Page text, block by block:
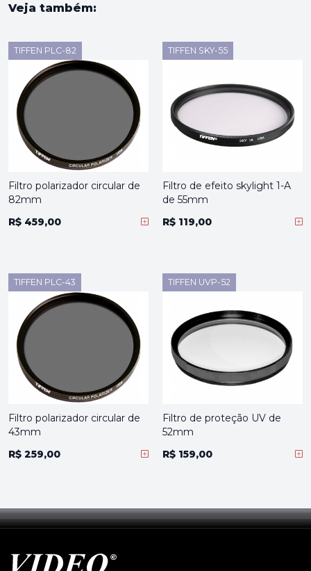
Veja também:
TIFFEN PLC-82
Filtro polarizador circular de
82mm
R$ 459,00
TIFFEN SKY-55
Filtro de efeito skylight 1-A
de 55mm
R$ 119,00
TIFFEN PLC-43
Filtro polarizador circular de
43mm
R$ 259,00
TIFFEN UVP-52
Filtro de proteção UV de
52mm
R$ 159,00